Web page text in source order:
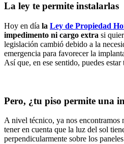
La ley te permite instalarlas
Hoy en día la Ley de Propiedad
impedimento ni cargo extra si
legislación cambió debido a la
emergencia para favorecer la
Así que, en ese sentido, puedes
Pero, ¿tu piso permite una
A nivel técnico, ya nos encontramos
tener en cuenta que la luz del sol
perpendicularmente sobre los